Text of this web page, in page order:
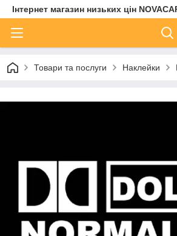
Інтернет магазин низьких цін
Товари та послуги Наклейки